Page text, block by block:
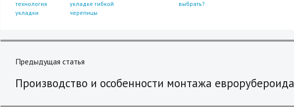
технология
укладки
укладке гибкой
черепицы
выбрать?
Навигация
записям
Предыдущая статья
post:
Производство и особенности монтажа еврорубероида